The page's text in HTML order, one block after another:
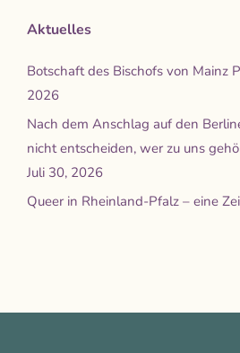
Aktuelles
Botschaft des Bischofs von Mainz
2026
Nach dem Anschlag auf den
nicht entscheiden, wer zu uns
Juli 30, 2026
Queer in Rheinland-Pfalz – eine